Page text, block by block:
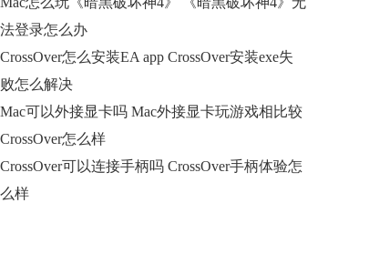
法登录怎么办
CrossOver怎么安装EA app CrossOver安装exe失
败怎么解决
Mac可以外接显卡吗 Mac外接显卡玩游戏相比较
CrossOver怎么样
CrossOver可以连接手柄吗 CrossOver手柄体验怎
么样